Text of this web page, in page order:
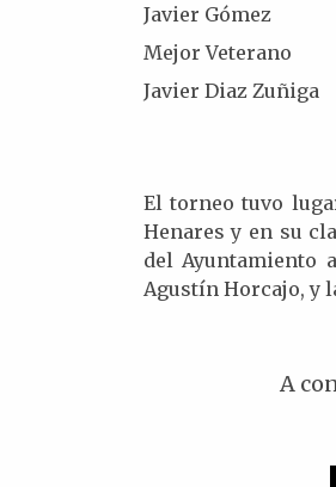
Javier Gómez
Mejor Veterano
Javier Diaz Zuñiga
El torneo tuvo
Henares y en su
del Ayuntamiento
Agustín Horcajo, y
A